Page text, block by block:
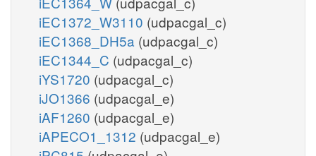
iEC1372_W3110 (udpacgal_c)
iEC1368_DH5a (udpacgal_c)
iEC1344_C (udpacgal_c)
iYS1720 (udpacgal_c)
iJO1366 (udpacgal_e)
iAF1260 (udpacgal_e)
iAPECO1_1312 (udpacgal_e)